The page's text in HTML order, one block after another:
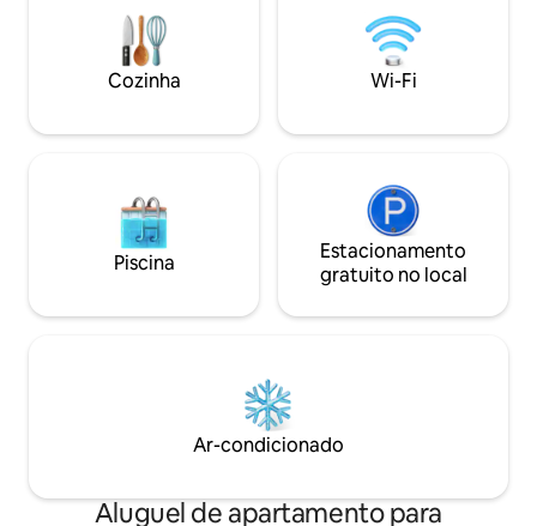
passos da piscina e da banheira de
hidromassagem. Wi-Fi, máquina de
lavar/secar roupa com cápsulas de
iniciação. Passeie até restaurantes e
estacionamento GRATUITAS. Alugue
Netflix e
carrinho.
conservado para
Cozinha Wi-Fi
Piscina
Estacionamento
gratuito no local
Ar-condicionado
Aluguel de apartamento para